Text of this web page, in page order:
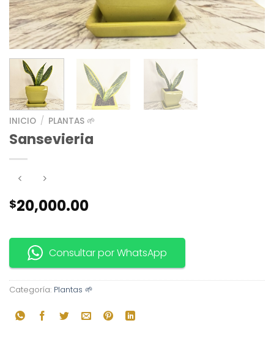
INICIO / PLANTAS 🌱
Sansevieria
$20,000.00
Consultar por WhatsApp
Categoría: Plantas 🌱